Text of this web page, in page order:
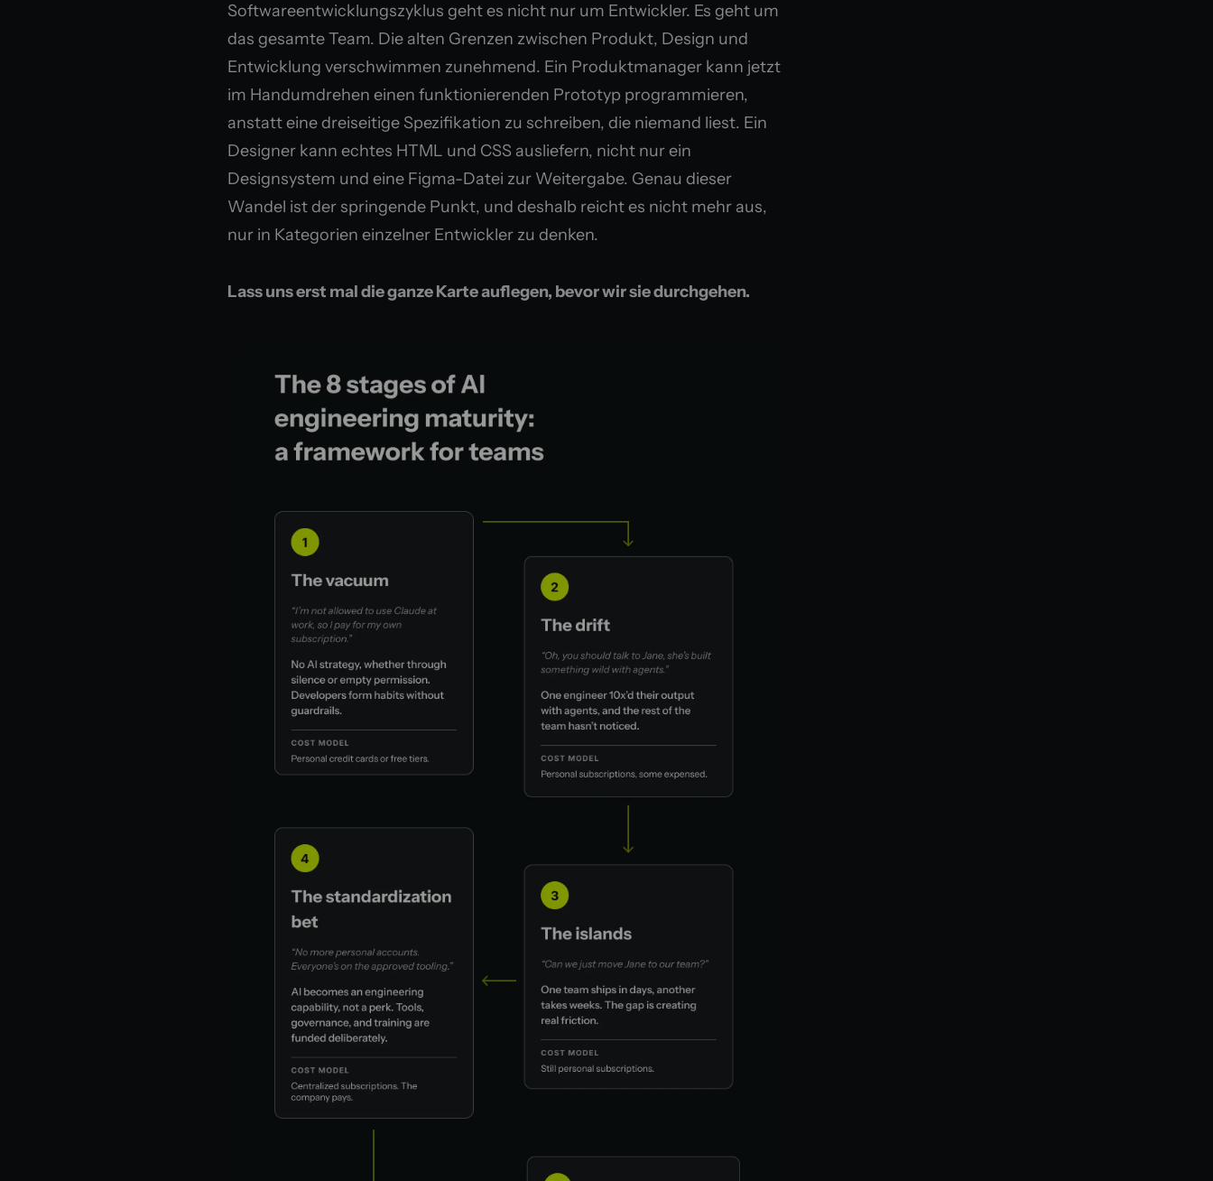
Softwareentwicklungszyklus geht es nicht nur um Entwickler. Es geht um
das gesamte Team. Die alten Grenzen zwischen Produkt, Design und
Entwicklung verschwimmen zunehmend. Ein Produktmanager kann jetzt
im Handumdrehen einen funktionierenden Prototyp programmieren,
anstatt eine dreiseitige Spezifikation zu schreiben, die niemand liest. Ein
Designer kann echtes HTML und CSS ausliefern, nicht nur ein
Designsystem und eine Figma-Datei zur Weitergabe. Genau dieser
Wandel ist der springende Punkt, und deshalb reicht es nicht mehr aus,
nur in Kategorien einzelner Entwickler zu denken.
Lass uns erst mal die ganze Karte auflegen, bevor wir sie durchgehen.